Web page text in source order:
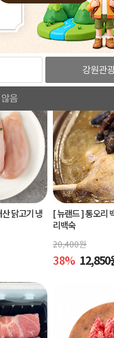
강원관
음
상품 좋아~ 너무
상품 추천드립니다!
닭고기 냉
[ 뉴랜드 ]통오리
리백숙
20,400원
38% 12,850